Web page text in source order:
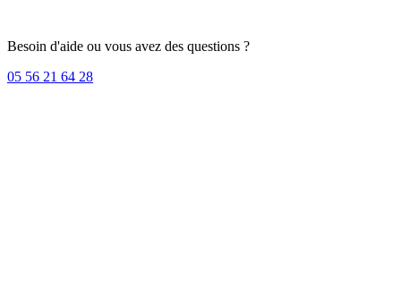
Besoin d'aide ou vous avez des questions ?
05 56 21 64 28